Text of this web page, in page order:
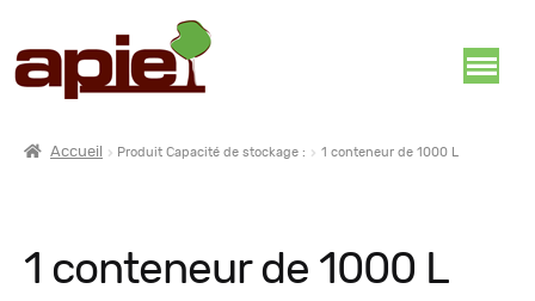
Accueil Produit Capacité de stockage : 1 conteneur de 1000 L
1 conteneur de 1000 L